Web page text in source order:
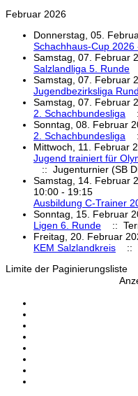
Februar 2026
Donnerstag, 05.
Schachhaus-Cup 2026
Samstag, 07. Februar
Salzlandliga 5. Runde
Samstag, 07. Februar
Jugendbezirksliga
Samstag, 07. Februar
2. Schachbundesliga
Sonntag, 08. Februar
2. Schachbundesliga
Mittwoch, 11. Februar
Jugend trainiert für
:: Jugenturnier (SB
Samstag, 14. Februar
10:00 - 19:15
Ausbildung C-Trainer
Sonntag, 15. Februar
Ligen 6. Runde
::
Freitag, 20. Februar
KEM Salzlandkreis
::
Limite der Paginierungsliste